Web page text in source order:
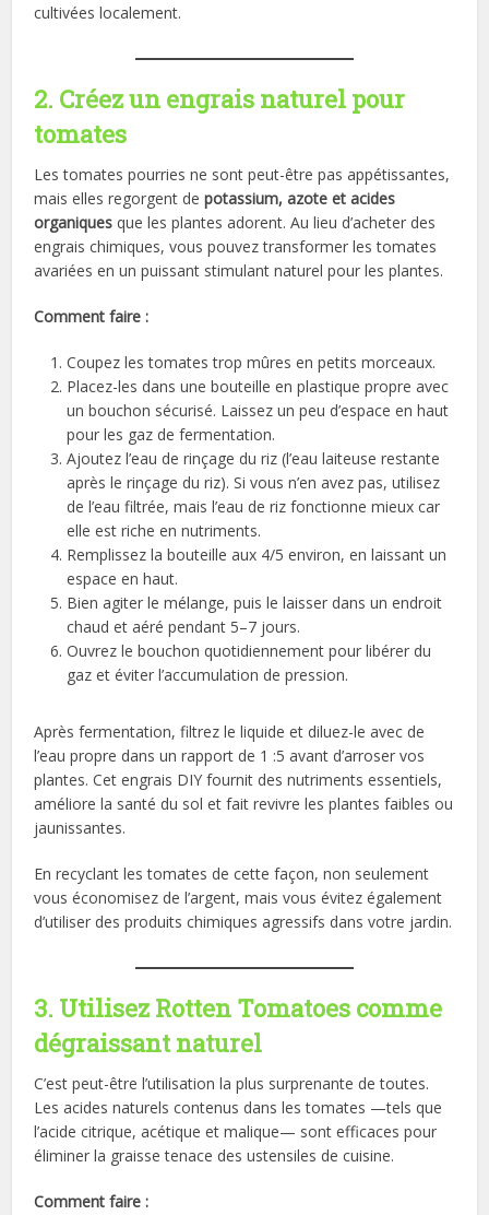
cultivées localement.
2. Créez un engrais naturel pour
tomates
Les tomates pourries ne sont peut-être pas appétissantes,
mais elles regorgent depotassium, azote et acides
organiques que les plantes adorent. Au lieu d’acheter des
engrais chimiques, vous pouvez transformer les tomates
avariées en un puissant stimulant naturel pour les plantes.
Comment faire :
Coupez les tomates trop mûres en petits morceaux.
Placez-les dans une bouteille en plastique propre avec
un bouchon sécurisé. Laissez un peu d’espace en haut
pour les gaz de fermentation.
Ajoutez l’eau de rinçage du riz (l’eau laiteuse restante
après le rinçage du riz). Si vous n’en avez pas, utilisez
de l’eau filtrée, mais l’eau de riz fonctionne mieux car
elle est riche en nutriments.
Remplissez la bouteille aux 4/5 environ, en laissant un
espace en haut.
Bien agiter le mélange, puis le laisser dans un endroit
chaud et aéré pendant 5–7 jours.
Ouvrez le bouchon quotidiennement pour libérer du
gaz et éviter l’accumulation de pression.
Après fermentation, filtrez le liquide et diluez-le avec de
l’eau propre dans un rapport de 1 :5 avant d’arroser vos
plantes. Cet engrais DIY fournit des nutriments essentiels,
améliore la santé du sol et fait revivre les plantes faibles ou
jaunissantes.
En recyclant les tomates de cette façon, non seulement
vous économisez de l’argent, mais vous évitez également
d’utiliser des produits chimiques agressifs dans votre jardin.
3. Utilisez Rotten Tomatoes comme
dégraissant naturel
C’est peut-être l’utilisation la plus surprenante de toutes.
Les acides naturels contenus dans les tomates —tels que
l’acide citrique, acétique et malique— sont efficaces pour
éliminer la graisse tenace des ustensiles de cuisine.
Comment faire :